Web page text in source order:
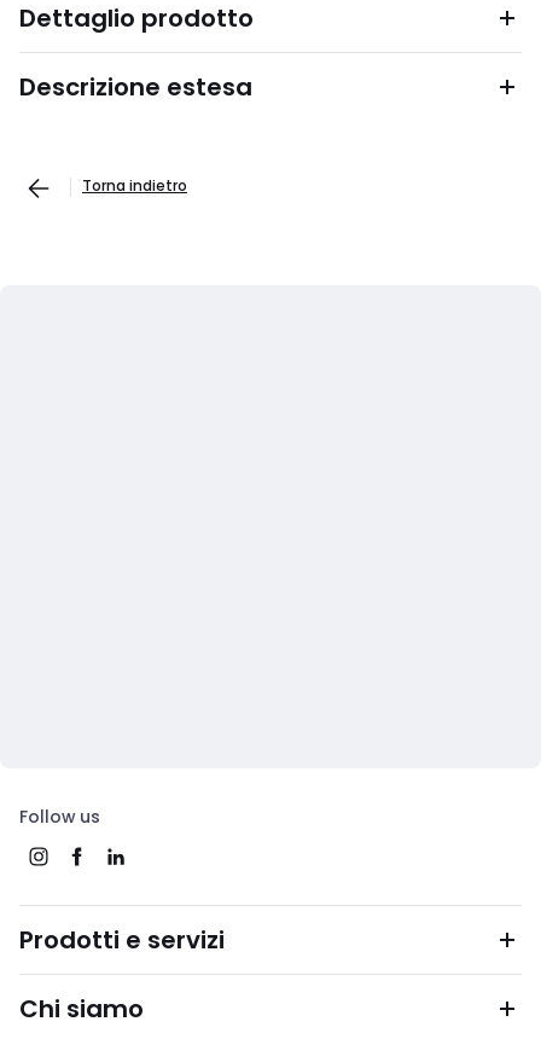
Dettaglio prodotto
Descrizione estesa
Torna indietro
Follow us
Prodotti e servizi
Chi siamo